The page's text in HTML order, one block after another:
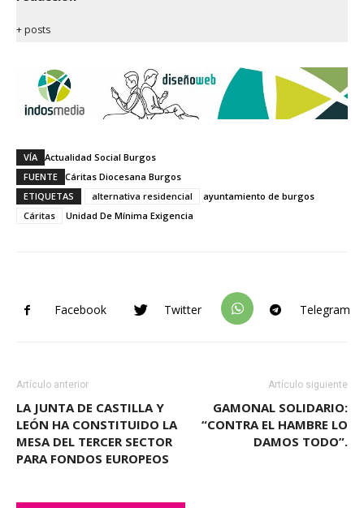
+ posts
VÍA Actualidad Social Burgos
FUENTE Cáritas Diocesana Burgos
ETIQUETAS
alternativa residencial
ayuntamiento de burgos
Cáritas
Unidad De Mínima Exigencia
Facebook Twitter Telegram
Artículo anterior
LA JUNTA DE CASTILLA Y
LEÓN HA CONSTITUIDO LA
MESA DEL TERCER SECTOR
PARA FONDOS EUROPEOS
Artículo siguiente
GAMONAL SOLIDARIO:
“CONTRA EL HAMBRE LO
DAMOS TODO”.